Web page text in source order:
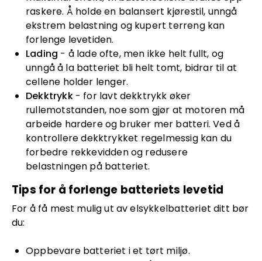
raskere. Å holde en balansert kjørestil, unngå
ekstrem belastning og kupert terreng kan
forlenge levetiden.
Lading - å lade ofte, men ikke helt fullt, og
unngå å la batteriet bli helt tomt, bidrar til at
cellene holder lenger.
Dekktrykk- for lavt dekktrykk øker
rullemotstanden, noe som gjør at motoren må
arbeide hardere og bruker mer batteri. Ved å
kontrollere dekktrykket regelmessig kan du
forbedre rekkevidden og redusere
belastningen på batteriet.
Tips for å forlenge batteriets levetid
For å få mest mulig ut av elsykkelbatteriet ditt bør
du:
Oppbevare batteriet i et tørt miljø.